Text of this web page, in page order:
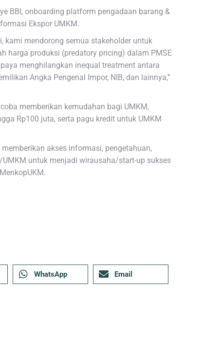
BBI, onboarding platform pengadaan barang &
Ekspor UMKM.
kami mendorong semua stakeholder untuk
harga produksi (predatory pricing) dalam PMSE
menghilangkan inequal treatment antara
Angka Pengenal Impor, NIB, dan lainnya,”
memberikan kemudahan bagi UMKM,
Rp100 juta, serta pagu kredit untuk UMKM
akses informasi, pengetahuan,
untuk menjadi wirausaha/start-up sukses
WhatsApp Email